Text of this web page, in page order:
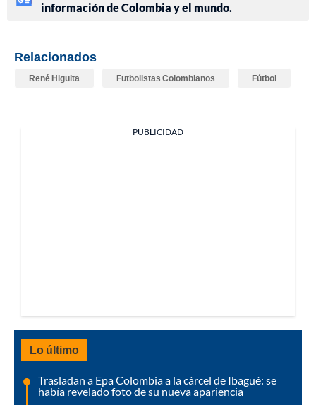
información de Colombia y el mundo.
Relacionados
René Higuita Futbolistas Colombianos Fútbol
PUBLICIDAD
Lo último
Trasladan a Epa Colombia a la cárcel de Ibagué: se
había revelado foto de su nueva apariencia